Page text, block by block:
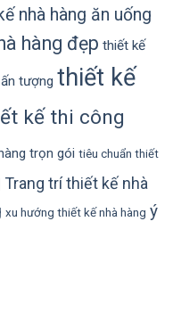
nhà hàng ăn uống
hàng đẹp thiết kế
tượng thiết kế
kế thi công
trọn gói tiêu chuẩn thiết
Trang trí thiết kế nhà
xu hướng thiết kế nhà hàng ý